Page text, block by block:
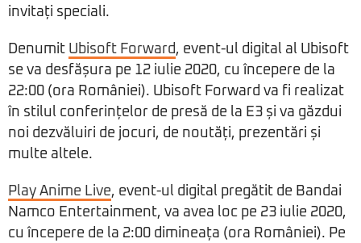
invitați speciali.
Denumit Ubisoft Forward, event-ul digital al Ubisoft
se va desfășura pe 12 iulie 2020, cu începere de la
22:00 (ora României). Ubisoft Forward va fi realizat
în stilul conferințelor de presă de la E3 și va găzdui
noi dezvăluiri de jocuri, de noutăți, prezentări și
multe altele.
Play Anime Live, event-ul digital pregătit de Bandai
Namco Entertainment, va avea loc pe 23 iulie 2020,
cu începere de la 2:00 dimineața (ora României). Pe